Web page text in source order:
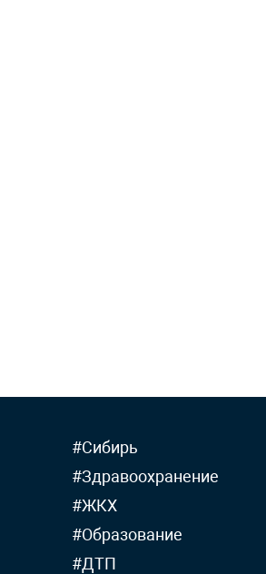
#Сибирь
#Здравоохранение
#ЖКХ
#Образование
#ДТП